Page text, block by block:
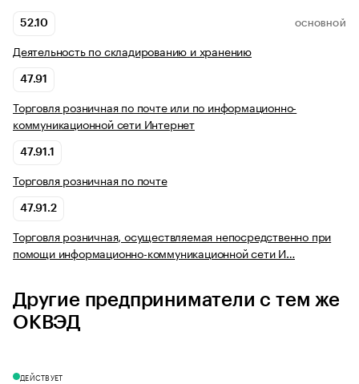
52.10 ОСНОВНОЙ
Деятельность по складированию и хранению
47.91
Торговля розничная по почте или по информационно-
коммуникационной сети Интернет
47.91.1
Торговля розничная по почте
47.91.2
Торговля розничная, осуществляемая непосредственно при
помощи информационно-коммуникационной сети И…
Другие предприниматели с тем же
ОКВЭД
ДЕЙСТВУЕТ